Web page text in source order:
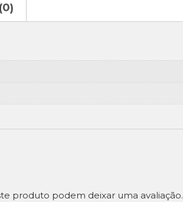
produto podem deixar uma avaliação.